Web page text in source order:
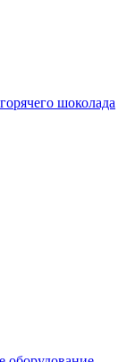
шоколада